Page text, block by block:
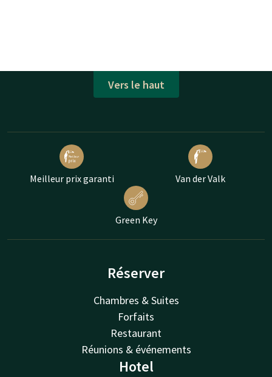
Vers le haut
Meilleur prix garanti Van der Valk
Green Key
Réserver
Chambres & Suites
Forfaits
Restaurant
Réunions & événements
Hotel